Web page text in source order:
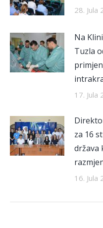
28. Jula
Na
Tuzla
17. Jula
za 16
država
16. Jula